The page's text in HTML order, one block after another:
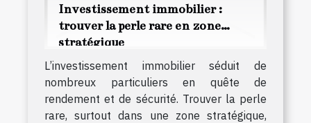
Investissement immobilier :
trouver la perle rare en zone
stratégique
L’investissement immobilier séduit de
nombreux particuliers en quête de
rendement et de sécurité. Trouver la perle
rare, surtout dans une zone stratégique,